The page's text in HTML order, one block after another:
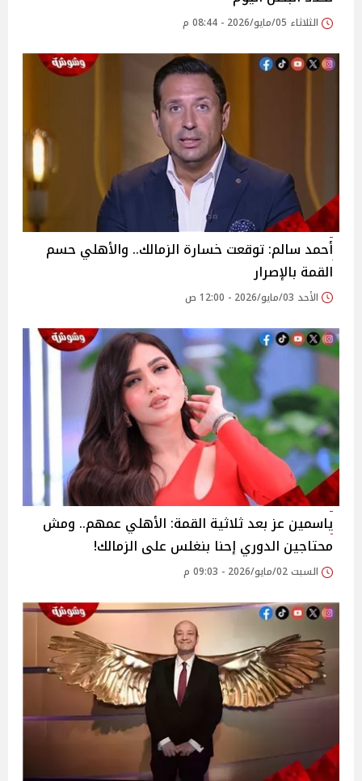
الثلاثاء 05/مايو/2026 - 08:44 م
أحمد سالم: توقعت خسارة الزمالك.. والأهلي حسم
القمة بالإصرار
الأحد 03/مايو/2026 - 12:00 ص
ياسمين عز بعد ثلاثية القمة: الأهلي عمهم.. ومش
محتاجين الدوري إحنا بنغلس على الزمالك!
السبت 02/مايو/2026 - 09:03 م